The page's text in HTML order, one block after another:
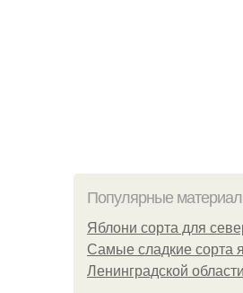
Популярные
Яблони сорта для
Самые сладкие сорта
Ленинградской области